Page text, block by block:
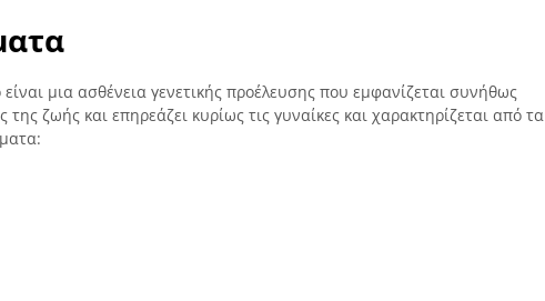
μια ασθένεια γενετικής προέλευσης που εμφανίζεται συνήθως
της ζωής και επηρεάζει κυρίως τις γυναίκες και χαρακτηρίζεται από τα